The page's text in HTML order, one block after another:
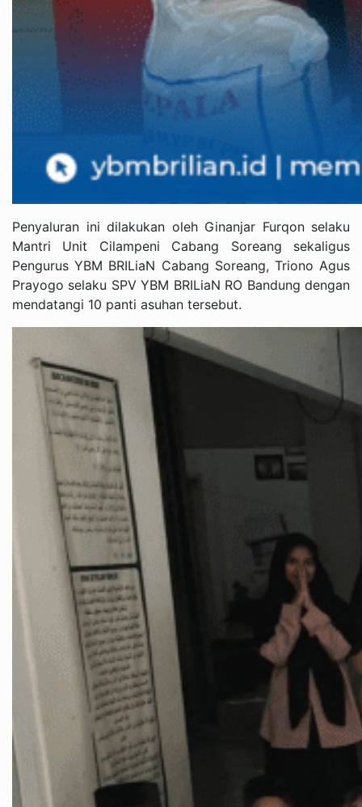
Penyaluran ini dilakukan oleh Ginanjar Furqon selaku
Mantri Unit Cilampeni Cabang Soreang sekaligus
Pengurus YBM BRILiaN Cabang Soreang, Triono Agus
Prayogo selaku SPV YBM BRILiaN RO Bandung dengan
mendatangi 10 panti asuhan tersebut.